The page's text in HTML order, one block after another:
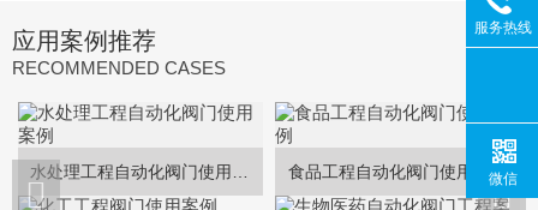
应用案例推荐
RECOMMENDED CASES
食品工程自动化阀门使用案例
服务热线
微信